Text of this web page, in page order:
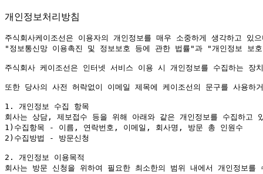
개인정보처리방침
주식회사케이조선은 이용자의 개인정보를 매우 소중하게 생각하고 있으
"정보통신망 이용촉진 및 정보보호 등에 관한 법률"과 "개인정보 보
주식회사 케이조선은 인터넷 서비스 이용 시 개인정보를 수집하는
또한 당사의 사전 허락없이 이메일 제목에 케이조선의 문구를 사용
1. 개인정보 수집 항목
회사는 상담, 제보접수 등을 위해 아래와 같은 개인정보를 수집하고
1)수집항목 - 이름, 연락번호, 이메일, 회사명, 방문 총 인원수
2)수집방법 - 방문신청
2. 개인정보 이용목적
회사는 방문 신청을 위하여 필요한 최소한의 범위 내에서 개인정보